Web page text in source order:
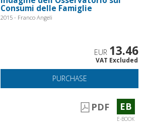
Consumi delle Famiglie
2015 - Franco Angeli
EUR 13.46
VAT Excluded
PURCHASE
PDF EB
E-BOOK